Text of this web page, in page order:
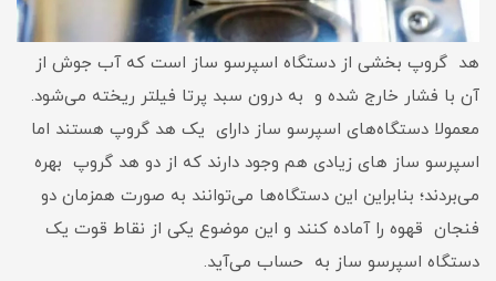
هد گروپ بخشی از دستگاه اسپرسو ساز است که آب جوش از
آن با فشار خارج شده و به درون سبد پرتا فیلتر ریخته می‌شود.
معمولا دستگاه‌های اسپرسو ساز دارای یک هد گروپ هستند اما
اسپرسو ساز های زیادی هم وجود دارند که از دو هد گروپ بهره
می‌بردند؛ بنابراین این دستگاه‌ها می‌توانند به صورت همزمان دو
فنجان قهوه را آماده کنند و این موضوع یکی از نقاط قوت یک
دستگاه اسپرسو ساز به حساب می‌آید.